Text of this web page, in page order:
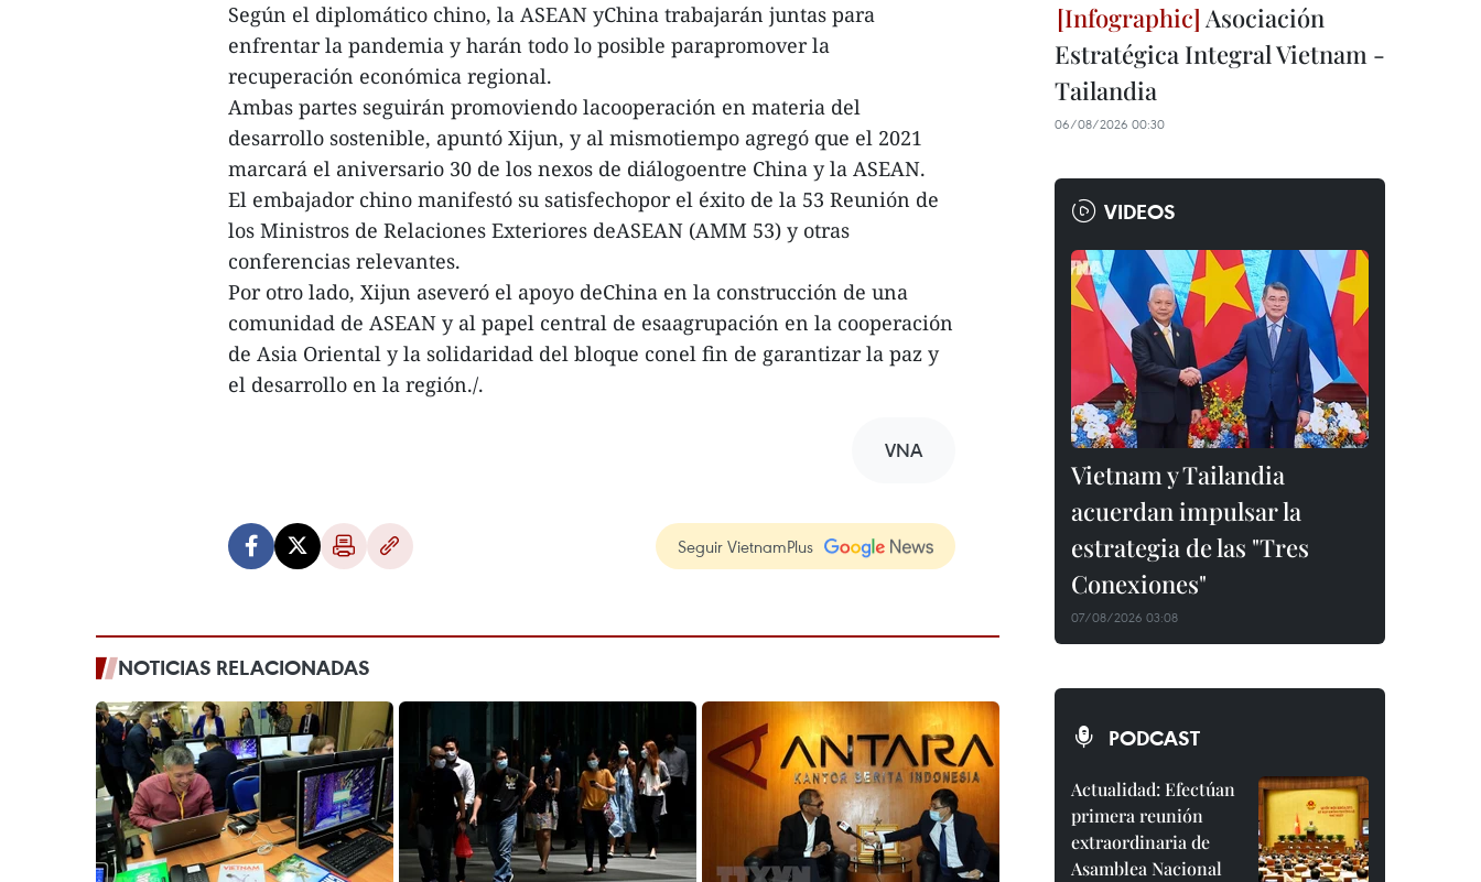
Según el diplomático chino, la ASEAN yChina trabajarán juntas para
enfrentar la pandemia y harán todo lo posible parapromover la
recuperación económica regional.
Ambas partes seguirán promoviendo lacooperación en materia del
desarrollo sostenible, apuntó Xijun, y al mismotiempo agregó que el 2021
marcará el aniversario 30 de los nexos de diálogoentre China y la ASEAN.
El embajador chino manifestó su satisfechopor el éxito de la 53 Reunión de
los Ministros de Relaciones Exteriores deASEAN (AMM 53) y otras
conferencias relevantes.
Por otro lado, Xijun aseveró el apoyo deChina en la construcción de una
comunidad de ASEAN y al papel central de esaagrupación en la cooperación
de Asia Oriental y la solidaridad del bloque conel fin de garantizar la paz y
el desarrollo en la región./.
VNA
Seguir VietnamPlus
NOTICIAS RELACIONADAS
Asociación
Estratégica Integral Vietnam -
Tailandia
06/08/2026 00:30
VIDEOS
Vietnam y Tailandia
acuerdan impulsar la
estrategia de las "Tres
Conexiones"
07/08/2026 03:08
PODCAST
Actualidad: Efectúan
primera reunión
extraordinaria de
Asamblea Nacional